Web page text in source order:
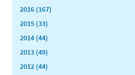
2016 (167)
2015 (33)
2014 (44)
2013 (49)
2012 (44)